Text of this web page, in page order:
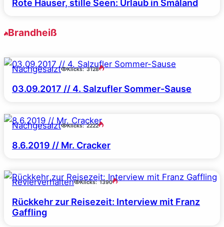
Rote Häuser, stille Seen: Urlaub in Småland
Brandheiß
Nachgesalzt Klicks: 3128
03.09.2017 // 4. Salzufler Sommer-Sause
Nachgesalzt Klicks: 2222
8.6.2019 // Mr. Cracker
Revierverhalten Klicks: 1390
Rückkehr zur Reisezeit: Interview mit Franz
Gaffling